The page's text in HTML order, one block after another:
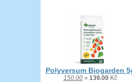
Polyversum Biogarden
150.00» 139.00Kč